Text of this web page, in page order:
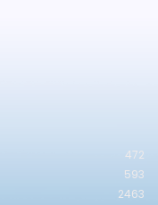
472
593
2463